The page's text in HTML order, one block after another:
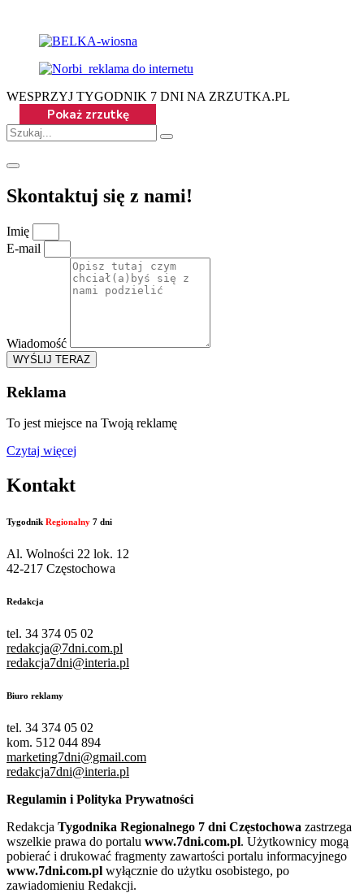
WESPRZYJ TYGODNIK 7 DNI NA ZRZUTKA.PL
Skontaktuj się z nami!
Imię
E-mail
Wiadomość
WYŚLIJ TERAZ
Reklama
To jest miejsce na Twoją reklamę
Czytaj więcej
Kontakt
Tygodnik Regionalny 7 dni
Al. Wolności 22 lok. 12
42-217 Częstochowa
Redakcja
tel. 34 374 05 02
redakcja@7dni.com.pl
redakcja7dni@interia.pl
Biuro reklamy
tel. 34 374 05 02
kom. 512 044 894
marketing7dni@gmail.com
redakcja7dni@interia.pl
Regulamin i Polityka Prywatności
Redakcja Tygodnika Regionalnego 7 dni Częstochowa zastrzega
wszelkie prawa do portalu www.7dni.com.pl. Użytkownicy mogą
pobierać i drukować fragmenty zawartości portalu informacyjnego
www.7dni.com.pl wyłącznie do użytku osobistego, po
zawiadomieniu Redakcji.